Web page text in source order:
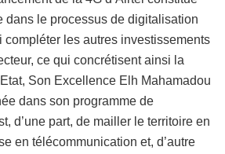
dans le processus de digitalisation
compléter les autres investissements
ce qui concrétisent ainsi la
Son Excellence Elh Mahamadou
dans son programme de
d’une part, de mailler le territoire en
en télécommunication et, d’autre